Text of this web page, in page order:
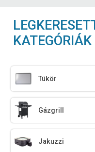
KATEGÓRIÁK
Tükör
Gázgrill
Jakuzzi